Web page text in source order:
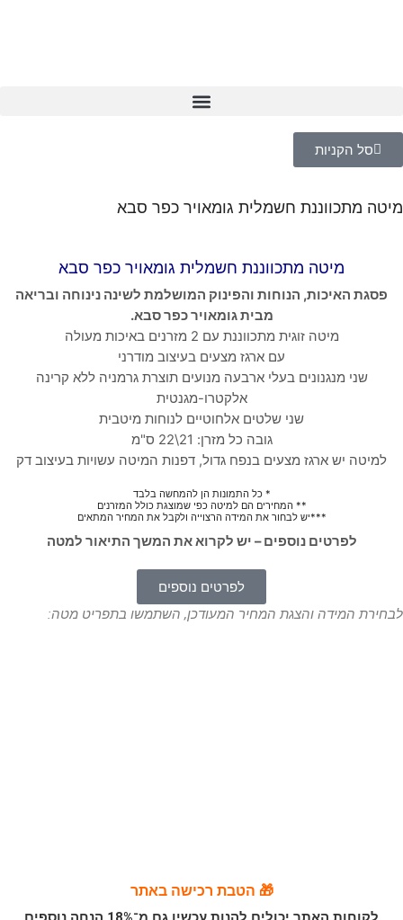
סל הקניות
מיטה מתכווננת חשמלית גומאויר כפר סבא
מיטה מתכווננת חשמלית גומאויר כפר סבא
פסגת האיכות, הנוחות והפינוק המושלמת לשינה נינוחה ובריאה
מבית גומאויר כפר סבא.
מיטה זוגית מתכווננת עם 2 מזרנים באיכות מעולה
עם ארגז מצעים בעיצוב מודרני
שני מנגנונים בעלי ארבעה מנועים תוצרת גרמניה ללא קרינה
אלקטרו-מגנטית
שני שלטים אלחוטיים לנוחות מיטבית
גובה כל מזרן: 21\22 ס"מ
למיטה יש ארגז מצעים בנפח גדול, דפנות המיטה עשויות בעיצוב דק
* כל התמונות הן להמחשה בלבד
** המחירים הם למיטה כפי שמוצגת כולל המזרנים
***יש לבחור את המידה הרצוייה ולקבל את המחיר המתאים
לפרטים נוספים – יש לקרוא את המשך התיאור למטה
לפרטים נוספים
לבחירת המידה והצגת המחיר המעודכן, השתמשו בתפריט מטה:
🎁 הטבת רכישה באתר